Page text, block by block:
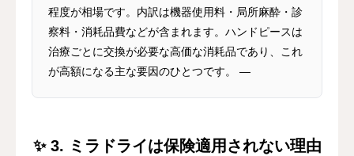
程度が相場です。内訳は機器使用料・局所麻酔・診
察料・消耗品費などが含まれます。ハンドピースは
治療ごとに交換が必要な高価な消耗品であり、これ
が高額になる主な要因のひとつです。 —
✨ 3. ミラドライは保険適用されない理由